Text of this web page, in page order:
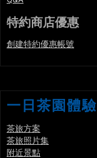
特約商店優惠
創建特約優惠帳號
一日茶園體驗
茶旅方案
茶旅照片集
附近景點